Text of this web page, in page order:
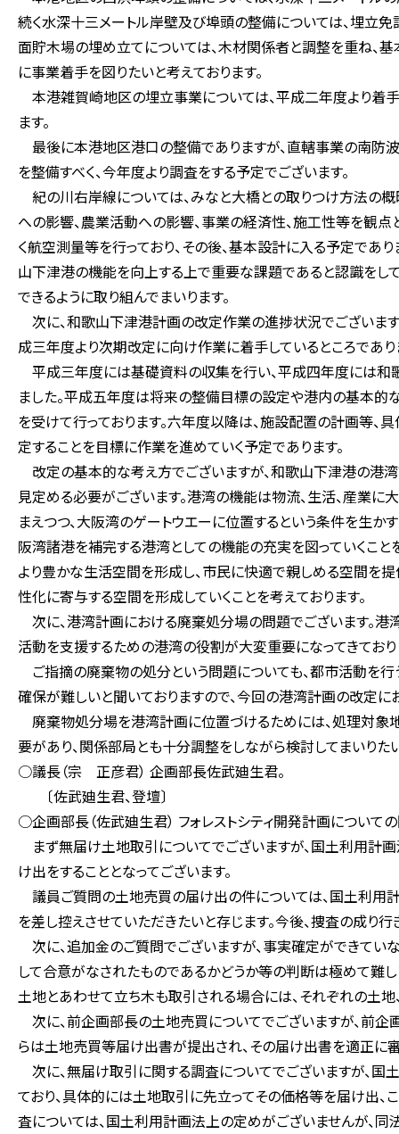
続く水深十三メートル岸壁及び埠頭の整備については、埋立
面貯木場の埋め立てについては、木材関係者と調整を重ね、
に事業着手を図りたいと考えております。
本港雑賀崎地区の埋立事業については、平成二年度より着
ます。
最後に本港地区港口の整備でありますが、直轄事業の南防
を整備すべく、今年度より調査をする予定でございます。
紀の川右岸線については、みなと大橋との取りつけ方法の
への影響、農業活動への影響、事業の経済性、施工性等を観点
く航空測量等を行っており、その後、基本設計に入る予定で
山下津港の機能を向上する上で重要な課題であると認識をし
できるように取り組んでまいります。
次に、和歌山下津港計画の改定作業の進捗状況でございま
成三年度より次期改定に向け作業に着手しているところであり
平成三年度には基礎資料の収集を行い、平成四年度には
ました。平成五年度は将来の整備目標の設定や港内の基本的
を受けて行っております。六年度以降は、施設配置の計画等
定することを目標に作業を進めていく予定であります。
改定の基本的な考え方でございますが、和歌山下津港の港
見定める必要がございます。港湾の機能は物流、生活、産業
まえつつ、大阪湾のゲートウエーに位置するという条件を生か
阪湾諸港を補完する港湾としての機能の充実を図っていくこ
より豊かな生活空間を形成し、市民に快適で親しめる空間を
性化に寄与する空間を形成していくことを考えております。
次に、港湾計画における廃棄処分場の問題でございます。
活動を支援するための港湾の役割が大変重要になってきており
ご指摘の廃棄物の処分という問題についても、都市活動を
確保が難しいと聞いておりますので、今回の港湾計画の改定に
廃棄物処分場を港湾計画に位置づけるためには、処理対象
要があり、関係部局とも十分調整をしながら検討してまいりた
○議長（宗 正彦君） 企画部長佐武廸生君。
〔佐武廸生君、登壇〕
○企画部長（佐武廸生君） フォレストシティ開発計画について
まず無届け土地取引についてでございますが、国土利用計
け出をすることとなってございます。
議員ご質問の土地売買の届け出の件については、国土利用
を差し控えさせていただきたいと存じます。今後、捜査の成り
次に、追加金のご質問でございますが、事実確定ができてい
して合意がなされたものであるかどうか等の判断は極めて難
土地とあわせて立ち木も取引される場合には、それぞれの土
次に、前企画部長の土地売買についてでございますが、前企
らは土地売買等届け出書が提出され、その届け出書を適正に
次に、無届け取引に関する調査についてでございますが、
ており、具体的には土地取引に先立ってその価格等を届け出、
査については、国土利用計画法上の定めがございませんが、